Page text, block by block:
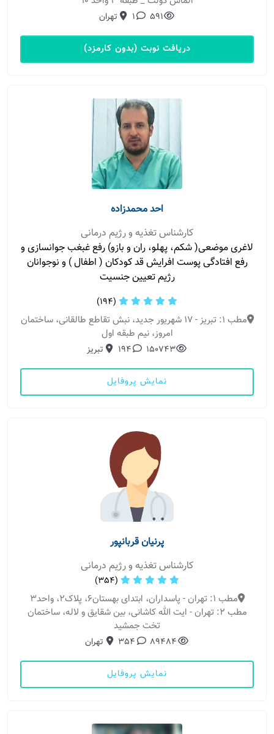
591
1 تهران
دریافت نوبت (بدون کارمزد)
احد محمدزاده
کارشناس تغذیه و رژیم درمانی
لاغری موضعی( شکم، پهلو، ران و بازو) رفع غبغب جوانسازی و
رفع افتادگی پوست افرایش قد کودکان ( اطفال ) و نوجوانان
رژیم تعیین جنسیت
(194)
مطب 1: تبریز - 17 شهریور جدید، نبش تقاطع طالقانی، ساختمان
امروز، نیم طبقه اول
150743
194 تبریز
نمایش پروفایل
پرنیان قربانپور
کارشناس تغذیه و رژیم درمانی
(354)
مطب 1: تهران - پاسداران، ابتدای بهستان۶، پلاک۲، واحد۳
مطب 2: تهران - ایت الله کاشانی، بین شقایق و لاله، ساختمان
تخت جمشید
89484
354 تهران
نمایش پروفایل